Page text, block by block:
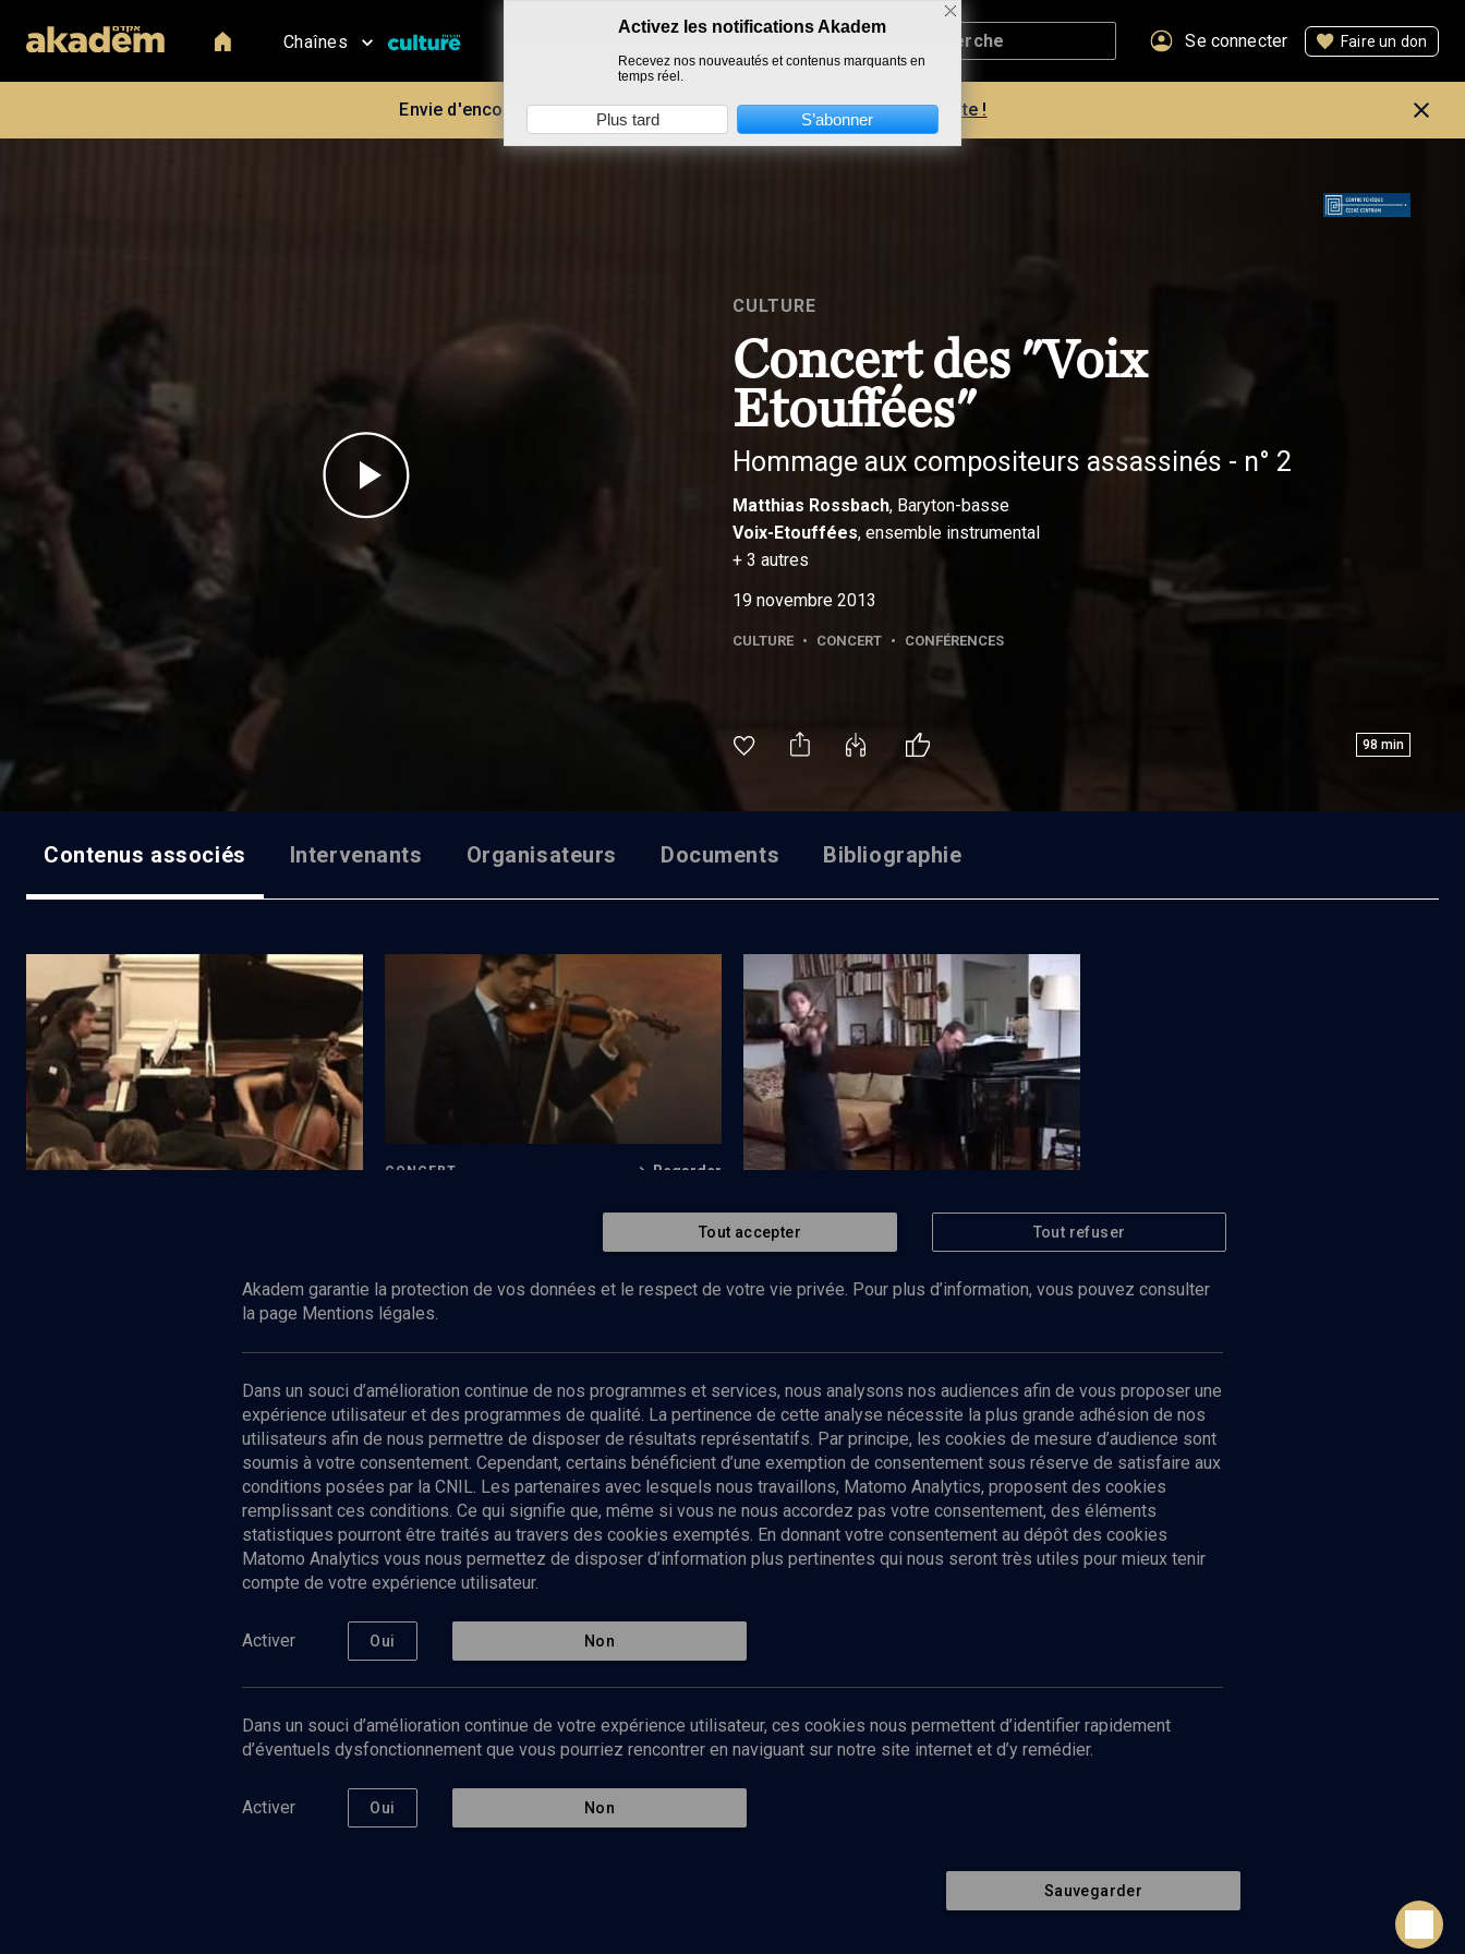
Chaînes Se connecter Faire un don
Envie d'encore plus d'AKADEM ? Découvrez les avantages d'un compte !
CULTURE
Concert des "Voix
Etouffées"
Hommage aux compositeurs assassinés - n° 2
Matthias Rossbach, Baryton-basse
Voix-Etouffées, ensemble instrumental
+ 3 autres
19 novembre 2013
CULTURE • CONCERT • CONFÉRENCES
98 min
Contenus associés Intervenants Organisateurs Documents Bibliographie
Compositeurs juifs américains des années
30 - n° 5
Au coeur de la musique classique - n° 1
CONCERT Regarder
Concert - n° 4
CULTURE Regarder
"Romantisme hébraïque"
Abonnez-vous à notre newsletter
Envoyer
Nos Chaines
Culture
Limoud
Université
Podcast
Politique de protection des données
personnelles
Contact
Retour en haut de page
Tout accepter Tout refuser
Akadem garantie la protection de vos données et le respect de votre vie privée. Pour plus d’information, vous pouvez consulter
la page Mentions légales.
Dans un souci d’amélioration continue de nos programmes et services, nous analysons nos audiences afin de vous proposer une
expérience utilisateur et des programmes de qualité. La pertinence de cette analyse nécessite la plus grande adhésion de nos
utilisateurs afin de nous permettre de disposer de résultats représentatifs. Par principe, les cookies de mesure d’audience sont
soumis à votre consentement. Cependant, certains bénéficient d’une exemption de consentement sous réserve de satisfaire aux
conditions posées par la CNIL. Les partenaires avec lesquels nous travaillons, Matomo Analytics, proposent des cookies
remplissant ces conditions. Ce qui signifie que, même si vous ne nous accordez pas votre consentement, des éléments
statistiques pourront être traités au travers des cookies exemptés. En donnant votre consentement au dépôt des cookies
Matomo Analytics vous nous permettez de disposer d’information plus pertinentes qui nous seront très utiles pour mieux tenir
compte de votre expérience utilisateur.
Activer Oui Non
Dans un souci d’amélioration continue de votre expérience utilisateur, ces cookies nous permettent d’identifier rapidement
d’éventuels dysfonctionnement que vous pourriez rencontrer en naviguant sur notre site internet et d’y remédier.
Activer Oui Non
Sauvegarder
Activez les notifications Akadem
Recevez nos nouveautés et contenus marquants en
temps réel.
Plus tard S’abonner